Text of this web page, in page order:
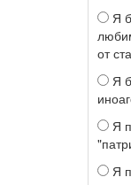
Я
от
Я
Я
Я